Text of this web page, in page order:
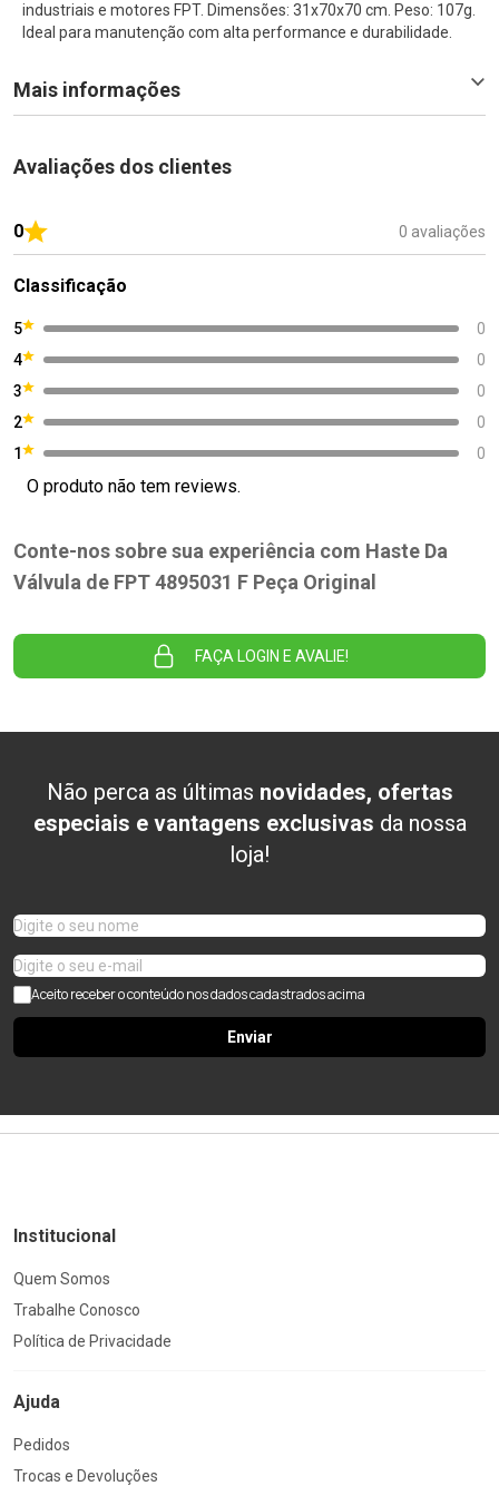
industriais e motores FPT. Dimensões: 31x70x70 cm. Peso: 107g.
Ideal para manutenção com alta performance e durabilidade.
Mais informações
Avaliações dos clientes
0 0 avaliações
Classificação
5
0
4
0
3
0
2
0
1
0
O produto não tem reviews.
Conte-nos sobre sua experiência com Haste Da
Válvula de FPT 4895031 F Peça Original
FAÇA LOGIN E AVALIE!
Não perca as últimas novidades, ofertas
especiais e vantagens exclusivas da nossa
loja!
Aceito receber o conteúdo nos dados cadastrados acima
Enviar
Institucional
Quem Somos
Trabalhe Conosco
Política de Privacidade
Ajuda
Pedidos
Trocas e Devoluções